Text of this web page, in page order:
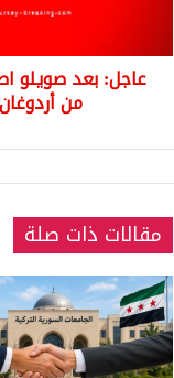
أردوغان
بفيروس
عاجل: بعد صويلو
من
مقالات ذات صلة